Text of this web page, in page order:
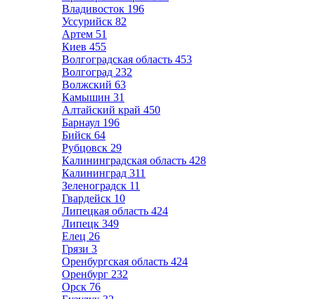
Владивосток 196
Уссурийск 82
Артем 51
Киев 455
Волгоградская область 453
Волгоград 232
Волжский 63
Камышин 31
Алтайский край 450
Барнаул 196
Бийск 64
Рубцовск 29
Калининградская область 428
Калининград 311
Зеленоградск 11
Гвардейск 10
Липецкая область 424
Липецк 349
Елец 26
Грязи 3
Оренбургская область 424
Оренбург 232
Орск 76